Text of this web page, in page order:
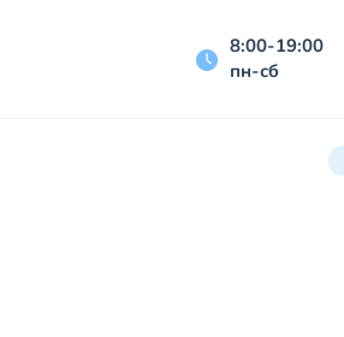
8:00-19:00
пн-сб